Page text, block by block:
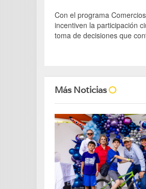
Con el programa
incentiven la participación
toma de decisiones que
Más Noticias